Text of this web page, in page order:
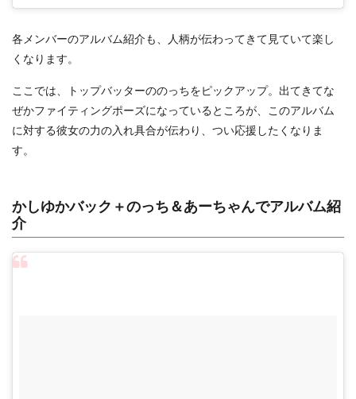
各メンバーのアルバム紹介も、人柄が伝わってきて見ていて楽し
くなります。
ここでは、トップバッターののっちをピックアップ。出てきてな
ぜかファイティングポーズになっているところが、このアルバム
に対する彼女の力の入れ具合が伝わり、つい応援したくなりま
す。
かしゆかバック＋のっち＆あーちゃんでアルバム紹
介